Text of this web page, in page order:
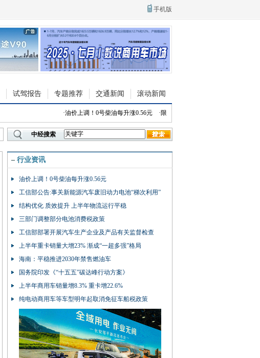
手机版
滚动新闻
交通新闻
专题推荐
试驾报告
油价上调！0号柴油每升涨0.56元· 限时权益价9.88万起 依维柯全新聚星
中经搜索
– 行业资讯
油价上调！0号柴油每升涨0.56元
工信部公告:事关新能源汽车废旧动力电池“梯次利用”
结构优化 质效提升 上半年物流运行平稳
三部门调整部分电池消费税政策
工信部部署开展汽车生产企业及产品有关监督检查
上半年重卡销量大增23% 渐成“一超多强”格局
海南：平稳推进2030年禁售燃油车
国务院印发《“十五五”碳达峰行动方案》
上半年商用车销量增8.3% 重卡增22.6%
纯电动商用车等车型明年起取消免征车船税政策